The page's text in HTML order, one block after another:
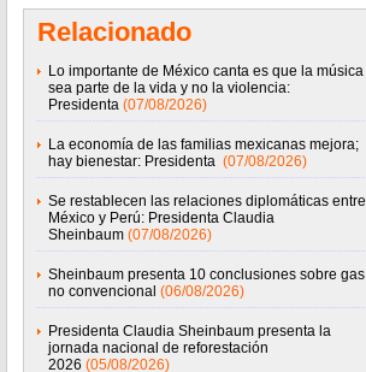
Relacionado
Lo importante de México canta es que la música
sea parte de la vida y no la violencia:
Presidenta (07/08/2026)
La economía de las familias mexicanas mejora;
hay bienestar: Presidenta (07/08/2026)
Se restablecen las relaciones diplomáticas entre
México y Perú: Presidenta Claudia
Sheinbaum (07/08/2026)
Sheinbaum presenta 10 conclusiones sobre gas
no convencional (06/08/2026)
Presidenta Claudia Sheinbaum presenta la
jornada nacional de reforestación
2026 (05/08/2026)